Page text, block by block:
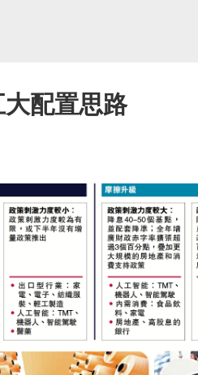
配置思路